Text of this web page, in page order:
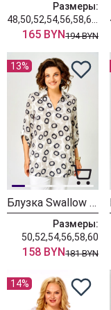
Размеры:
165 BYN194 BYN
13%
Блузка Swallow 937 серая+принт квадраты
Размеры:
50,52,54,56,58,60
158 BYN181 BYN
14%